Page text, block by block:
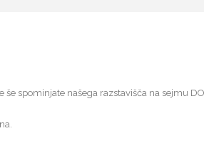
še spominjate našega razstavišča na sejmu